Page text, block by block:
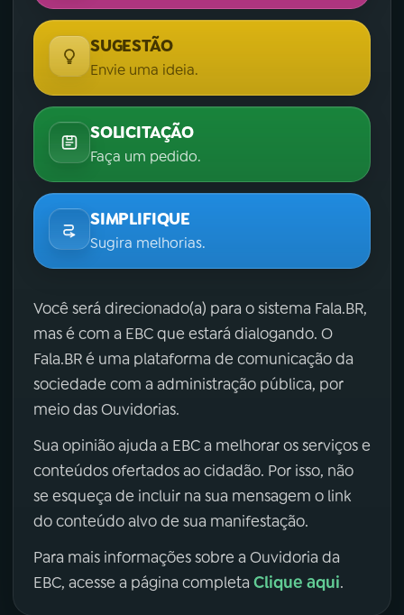
SUGESTÃO
Envie uma ideia.
SOLICITAÇÃO
Faça um pedido.
SIMPLIFIQUE
Sugira melhorias.
Você será direcionado(a) para o sistema Fala.BR,
mas é com a EBC que estará dialogando. O
Fala.BR é uma plataforma de comunicação da
sociedade com a administração pública, por
meio das Ouvidorias.
Sua opinião ajuda a EBC a melhorar os serviços e
conteúdos ofertados ao cidadão. Por isso, não
se esqueça de incluir na sua mensagem o link
do conteúdo alvo de sua manifestação.
Para mais informações sobre a Ouvidoria da
EBC, acesse a página completa Clique aqui.